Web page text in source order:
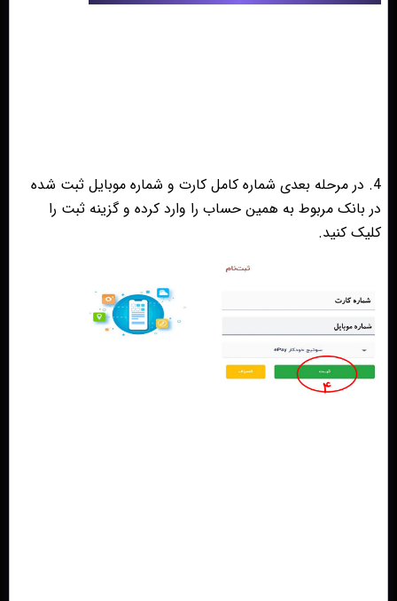
4. در مرحله بعدی شماره کامل کارت و شماره موبایل ثبت شده
در بانک مربوط به همین حساب را وارد کرده و گزینه ثبت را
کلیک کنید.